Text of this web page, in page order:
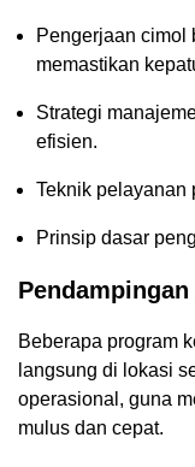
Pengerjaan cimol
memastikan
Strategi
efisien.
Teknik pelayanan
Prinsip dasar
Beberapa program
langsung di lokasi
operasional, guna
mulus dan cepat.